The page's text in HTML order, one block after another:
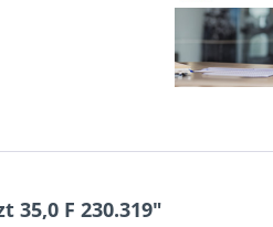
F 230.319"